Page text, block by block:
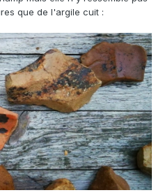
que de l'argile cuit :